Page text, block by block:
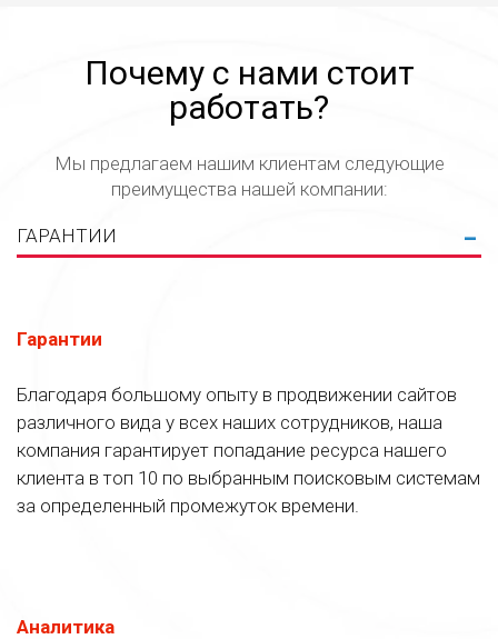
Почему с нами стоит
работать?
Мы предлагаем нашим клиентам следующие
преимущества нашей компании:
ГАРАНТИИ
Гарантии
Благодаря большому опыту в продвижении сайтов
различного вида у всех наших сотрудников, наша
компания гарантирует попадание ресурса нашего
клиента в топ 10 по выбранным поисковым системам
за определенный промежуток времени.
Аналитика